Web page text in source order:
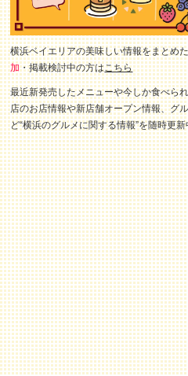
横浜ベイエリアの美味しい情報をまとめ
加・掲載検討中の方はこちら
最近新発売したメニューや今しか食べら
店のお店情報や新店舗オープン情報、グ
ど“横浜のグルメに関する情報”を随時更